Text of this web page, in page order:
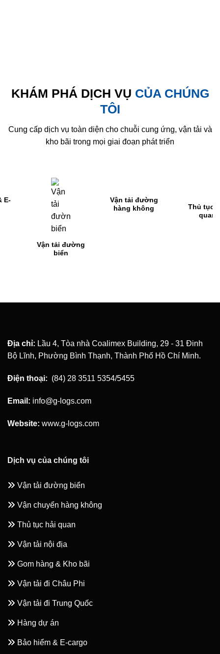
KHÁM PHÁ DỊCH VỤ CỦA CHÚNG
TÔI
Cung cấp dịch vụ toàn diện cho chuỗi cung ứng, vận tải và
kho bãi trong mọi giai đoạn phát triển
Vận tải đường
Thủ tục hải
Địa chỉ: Lầu 4, Tòa nhà Coalimex Building, 29 - 31 Đinh
Bộ Lĩnh, Phường Bình Thạnh, Thành Phố Hồ Chí Minh.
Điện thoại: (84) 28 3511 5354/5455
Email: info@g-logs.com
Website: www.g-logs.com
Dịch vụ của chúng tôi
Vận tải đường biển
Vận chuyển hàng không
Thủ tục hải quan
Vận tải nội địa
Gom hàng & Kho bãi
Vận tải đi Châu Phi
Vận tải đi Trung Quốc
Hàng dự án
Bảo hiểm & E-cargo